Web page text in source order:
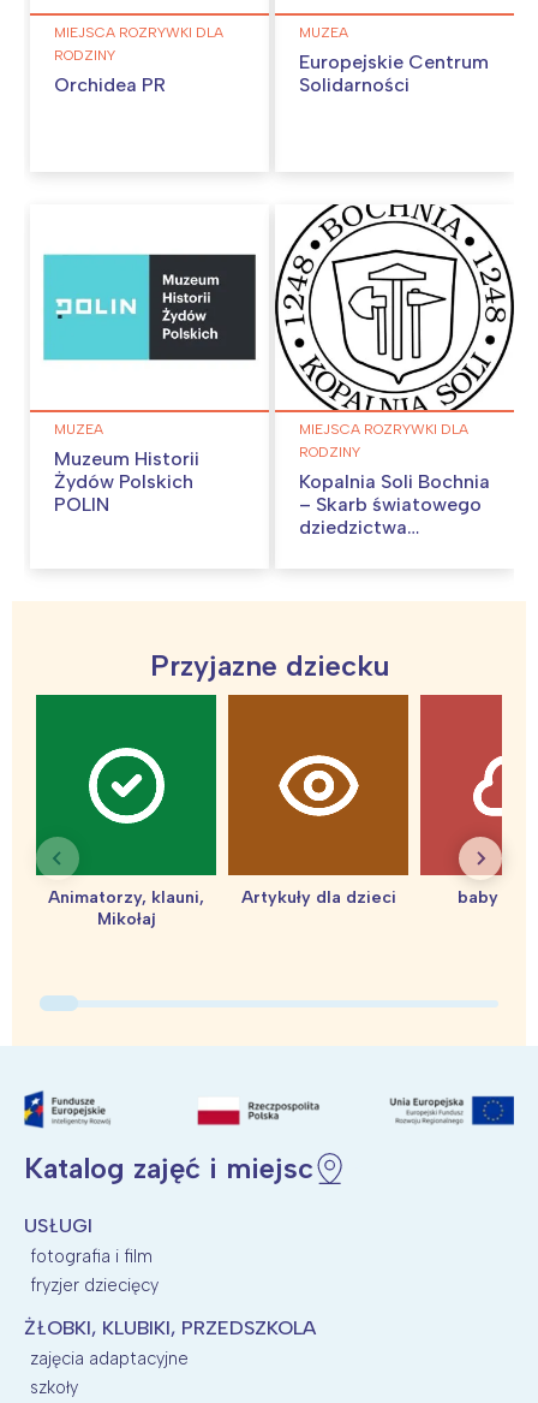
MIEJSCA ROZRYWKI DLA
RODZINY
Orchidea PR
MUZEA
Europejskie Centrum
Solidarności
MUZEA
Muzeum Historii
Żydów Polskich
POLIN
MIEJSCA ROZRYWKI DLA
RODZINY
Kopalnia Soli Bochnia
– Skarb światowego
dziedzictwa
Przyjazne dziecku
Animatorzy, klauni,
Mikołaj
Artykuły dla dzieci baby
Katalog zajęć i miejsc
USŁUGI
fotografia i film
fryzjer dziecięcy
ŻŁOBKI, KLUBIKI, PRZEDSZKOLA
zajęcia adaptacyjne
szkoły
Interesują mnie wydarzenia z
tego regionu:
Wrocław
Południe
Północ
Wszystkie
Wybieram